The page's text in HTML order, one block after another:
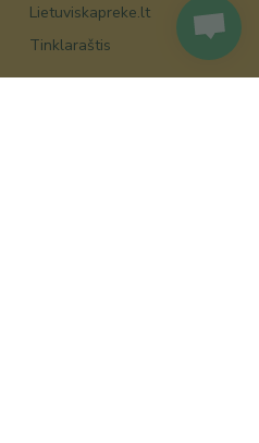
Lietuviskapreke.lt
Tinklaraštis